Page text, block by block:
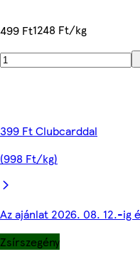
499 Ft1248 Ft/kg
399 Ft Clubcarddal
(998 Ft/kg)
Az ajánlat 2026. 08. 12.-ig
Zsírszegény